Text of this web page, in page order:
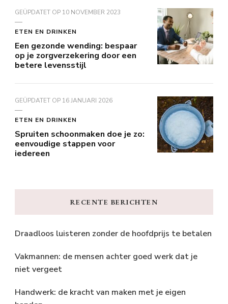
GEÜPDATET OP 10 NOVEMBER 2023
ETEN EN DRINKEN
Een gezonde wending: bespaar
op je zorgverzekering door een
betere levensstijl
GEÜPDATET OP 16 JANUARI 2026
ETEN EN DRINKEN
Spruiten schoonmaken doe je zo:
eenvoudige stappen voor
iedereen
RECENTE BERICHTEN
Draadloos luisteren zonder de hoofdprijs te betalen
Vakmannen: de mensen achter goed werk dat je
niet vergeet
Handwerk: de kracht van maken met je eigen